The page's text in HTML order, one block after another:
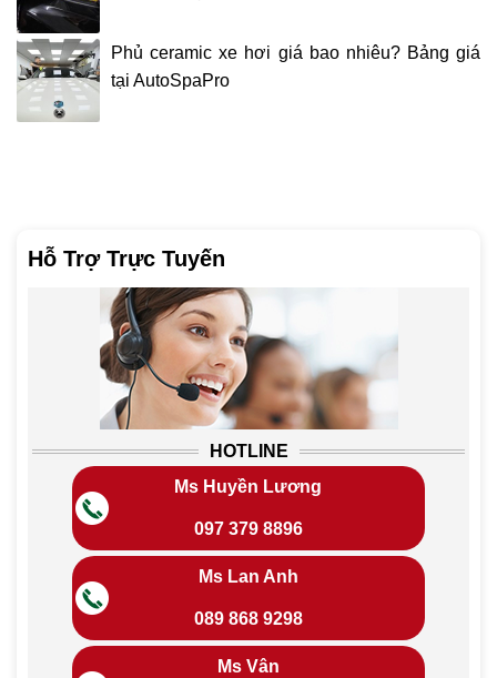
Hỗ Trợ Trực Tuyến
HOTLINE
Ms Huyền Lương
097 379 8896
Ms Lan Anh
089 868 9298
Ms Vân
Phủ ceramic xe hơi giá bao nhiêu? Bảng giá
tại AutoSpaPro